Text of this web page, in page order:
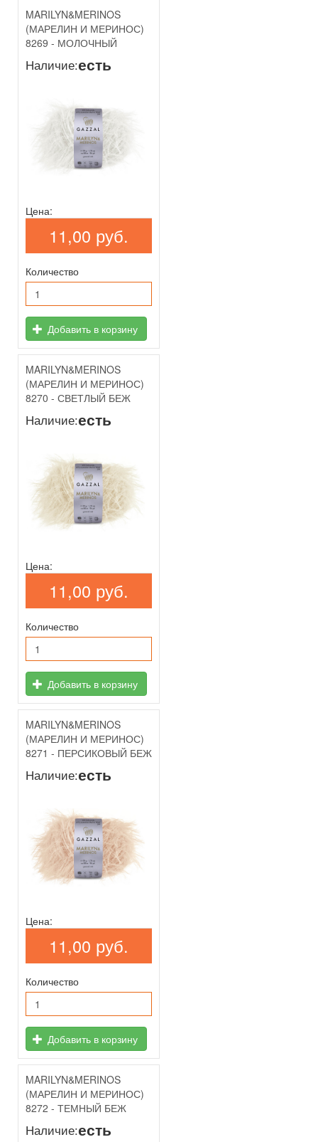
MARILYN&MERINOS
(МАРЕЛИН И МЕРИНОС)
8269 - МОЛОЧНЫЙ
Наличие:есть
Цена:
11,00 руб.
Количество
Добавить в корзину
MARILYN&MERINOS
(МАРЕЛИН И МЕРИНОС)
8270 - СВЕТЛЫЙ БЕЖ
Наличие:есть
Цена:
11,00 руб.
Количество
Добавить в корзину
MARILYN&MERINOS
(МАРЕЛИН И МЕРИНОС)
8271 - ПЕРСИКОВЫЙ БЕЖ
Наличие:есть
Цена:
11,00 руб.
Количество
Добавить в корзину
MARILYN&MERINOS
(МАРЕЛИН И МЕРИНОС)
8272 - ТЕМНЫЙ БЕЖ
Наличие:есть